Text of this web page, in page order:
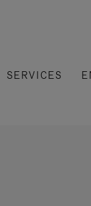
SERVICES